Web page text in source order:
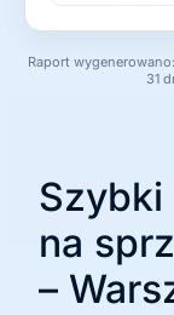
Raport
31
na
–